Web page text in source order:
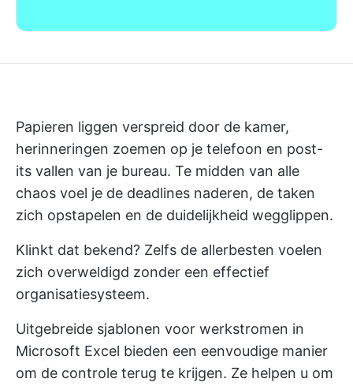
Papieren liggen verspreid door de kamer,
herinneringen zoemen op je telefoon en post-
its vallen van je bureau. Te midden van alle
chaos voel je de deadlines naderen, de taken
zich opstapelen en de duidelijkheid wegglippen.
Klinkt dat bekend? Zelfs de allerbesten voelen
zich overweldigd zonder een effectief
organisatiesysteem.
Uitgebreide sjablonen voor werkstromen in
Microsoft Excel bieden een eenvoudige manier
om de controle terug te krijgen. Ze helpen u om